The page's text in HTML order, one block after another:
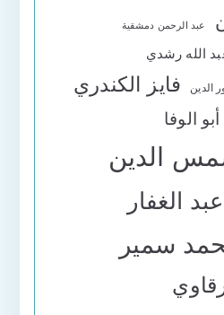
عبد الرحمن دمشقية
الله رشدي
الدين فايز الكندري
الوفا
الدين
الغفار
سمير